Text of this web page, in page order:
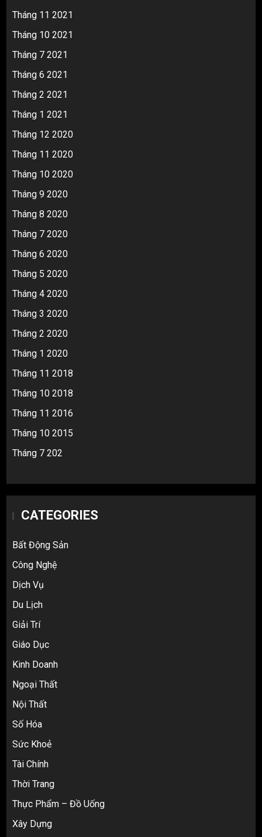
Tháng 11 2021
Tháng 10 2021
Tháng 7 2021
Tháng 6 2021
Tháng 2 2021
Tháng 1 2021
Tháng 12 2020
Tháng 11 2020
Tháng 10 2020
Tháng 9 2020
Tháng 8 2020
Tháng 7 2020
Tháng 6 2020
Tháng 5 2020
Tháng 4 2020
Tháng 3 2020
Tháng 2 2020
Tháng 1 2020
Tháng 11 2018
Tháng 10 2018
Tháng 11 2016
Tháng 10 2015
Tháng 7 202
CATEGORIES
Bất Động Sản
Công Nghệ
Dịch Vụ
Du Lịch
Giải Trí
Giáo Dục
Kinh Doanh
Ngoại Thất
Nội Thất
Số Hóa
Sức Khoẻ
Tài Chính
Thời Trang
Thực Phẩm – Đồ Uống
Xây Dựng
3
5